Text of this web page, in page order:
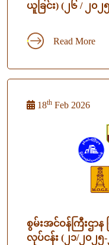
ယူခြင်း) (၂၆ / ၂၀၂
Read More
18th Feb 2026
စွမ်းအင်ဝန်ကြီးဌာန
လုပ်ငန်း (၂၁/၂၀၂၅